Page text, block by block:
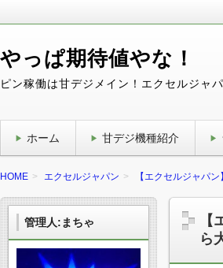
やっぱ期待値やな！
ピン稼働は甘デジメイン！エクセルジャパ
ホーム 甘デジ機種紹介
HOME エクセルジャパン 【エクセルジャパ
ら
管理人:まちゃ